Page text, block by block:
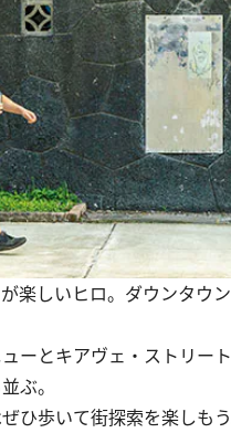
楽しいヒロ。ダウンタウ
ーとキアヴェ・ストリー
ぶ。
ひ歩いて街探索を楽しもう